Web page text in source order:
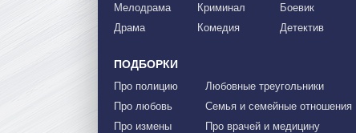
Мелодрама
Драма
Криминал
Комедия
Боевик
Детектив
ПОДБОРКИ
Про полицию
Про любовь
Про измены
Любовные треугольники
Семья и семейные отношения
Про врачей и медицину